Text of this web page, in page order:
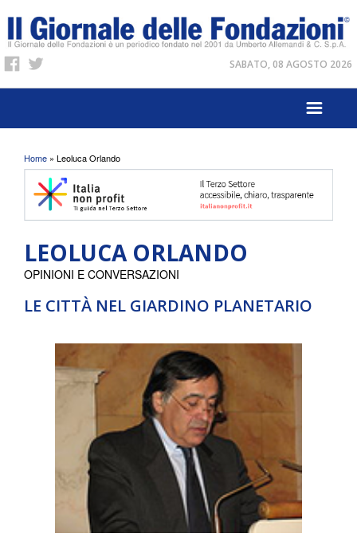
SABATO, 08 AGOSTO 2026
Tu sei qui
Home » Leoluca Orlando
LEOLUCA ORLANDO
LE CITTÀ NEL GIARDINO PLANETARIO
OPINIONI E CONVERSAZIONI